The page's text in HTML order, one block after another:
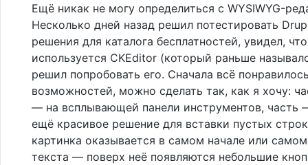
Ещё никак не могу определиться с WYSIWYG-
Несколько дней назад решил потестировать
решения для каталога бесплатностей, увидел,
используется CKEditor (который раньше
решил попробовать его. Сначала всё
возможностей, можно сделать так, как я хочу:
— на всплывающей панели инструментов, часть
ещё красивое решение для вставки пустых
картинка оказывается в самом начале или
текста — поверх неё появляются небольшие